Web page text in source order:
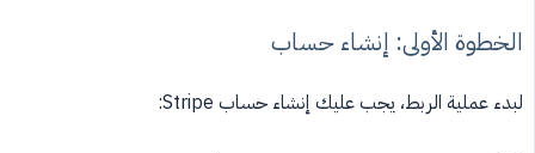
الخطوة الأولى: إنشاء حساب
لبدء عملية الربط، يجب عليك إنشاء حساب Stripe: